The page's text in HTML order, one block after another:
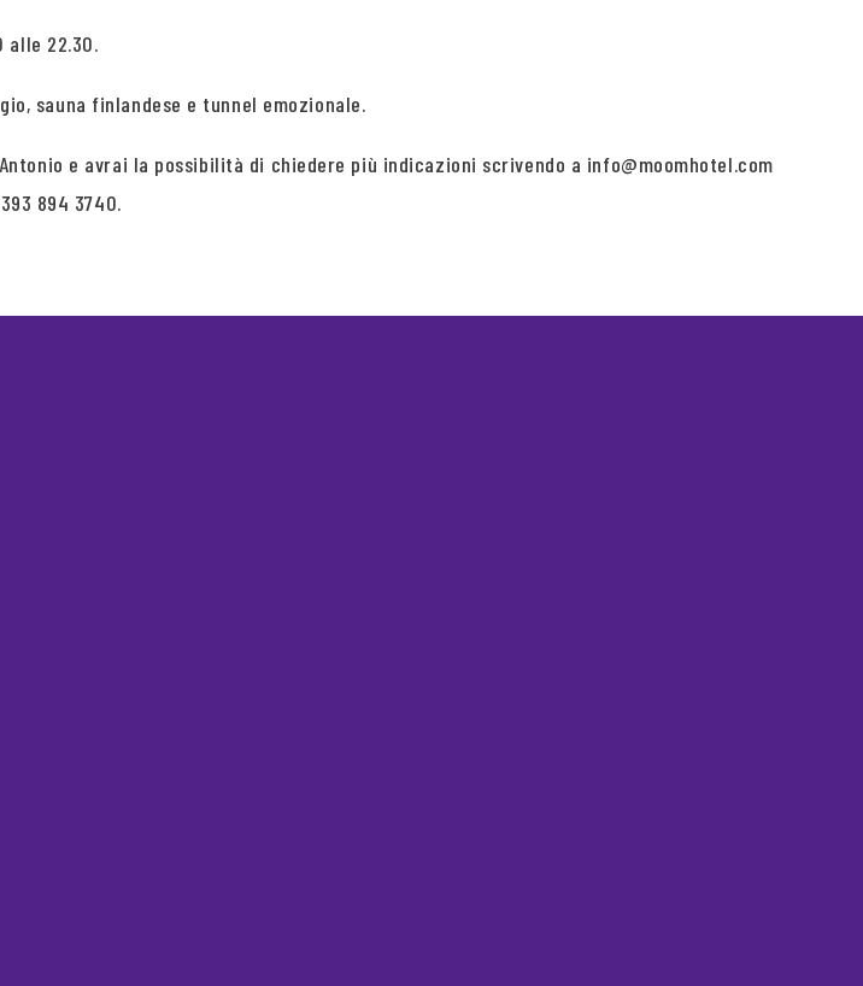
alle 22.30.
sauna finlandese e tunnel emozionale.
e avrai la possibilità di chiedere più indicazioni scrivendo a info@moomhotel.com
894 3740.